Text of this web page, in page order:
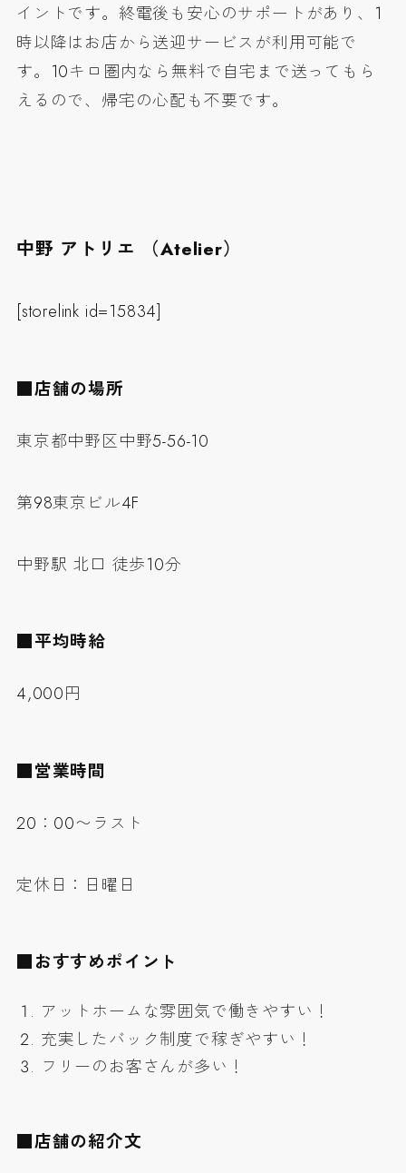
イントです。終電後も安心のサポートがあり、1
時以降はお店から送迎サービスが利用可能で
す。 10キロ圏内なら無料で自宅まで送ってもら
える ので、帰宅の心配も不要です。
中野 アトリエ （Atelier）
[storelink id=15834]
■店舗の場所
東京都中野区中野5-56-10
第98東京ビル4F
中野駅 北口 徒歩10分
■平均時給
4,000円
■営業時間
20：00〜ラスト
定休日：日曜日
■おすすめポイント
アットホームな雰囲気で働きやすい！
充実したバック制度で稼ぎやすい！
フリーのお客さんが多い！
■店舗の紹介文